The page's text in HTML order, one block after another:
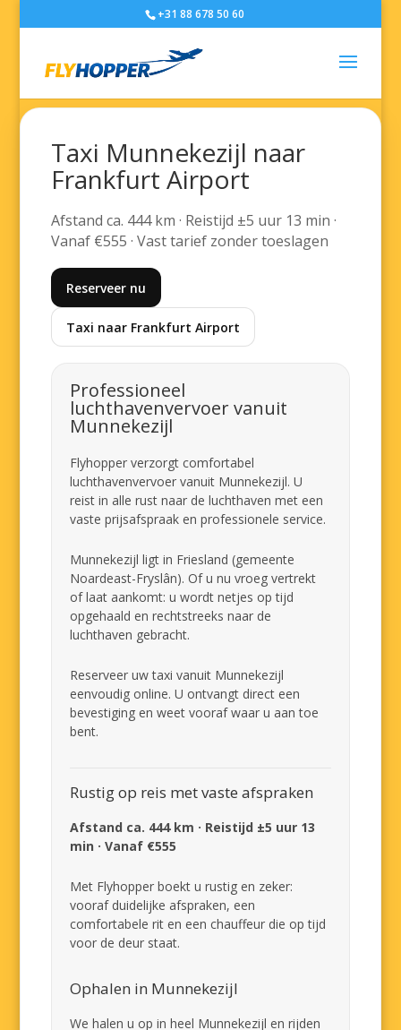
+31 88 678 50 60
Taxi Munnekezijl naar
Frankfurt Airport
Afstand ca. 444 km · Reistijd ±5 uur 13 min ·
Vanaf €555 · Vast tarief zonder toeslagen
Reserveer nu
Taxi naar Frankfurt Airport
Professioneel
luchthavenvervoer vanuit
Munnekezijl
Flyhopper verzorgt comfortabel
luchthavenvervoer vanuit Munnekezijl. U
reist in alle rust naar de luchthaven met een
vaste prijsafspraak en professionele service.
Munnekezijl ligt in Friesland (gemeente
Noardeast-Fryslân). Of u nu vroeg vertrekt
of laat aankomt: u wordt netjes op tijd
opgehaald en rechtstreeks naar de
luchthaven gebracht.
Reserveer uw taxi vanuit Munnekezijl
eenvoudig online. U ontvangt direct een
bevestiging en weet vooraf waar u aan toe
bent.
Rustig op reis met vaste afspraken
Afstand ca. 444 km · Reistijd ±5 uur 13
min · Vanaf €555
Met Flyhopper boekt u rustig en zeker:
vooraf duidelijke afspraken, een
comfortabele rit en een chauffeur die op tijd
voor de deur staat.
Ophalen in Munnekezijl
We halen u op in heel Munnekezijl en rijden